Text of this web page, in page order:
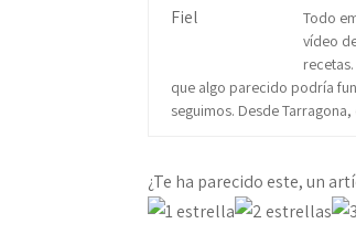
Todo
vídeo
que algo parecido podría
seguimos. Desde
¿Te ha parecido este, un